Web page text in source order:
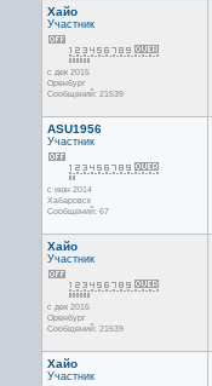
Хайо
Участник
с дек 2015
Оренбург
Сообщений: 21539
ASU1956
Участник
с июн 2014
Хабаровск
Сообщений: 67
Хайо
Участник
с дек 2015
Оренбург
Сообщений: 21539
Хайо
Участник